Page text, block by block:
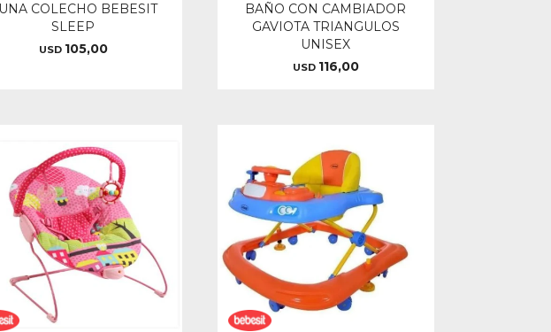
COLECHO BEBESIT
SLEEP
USD 105,00
BAÑO CON CAMBIADOR
GAVIOTA TRIANGULOS
UNISEX
USD 116,00